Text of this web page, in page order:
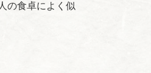
の食卓によく似